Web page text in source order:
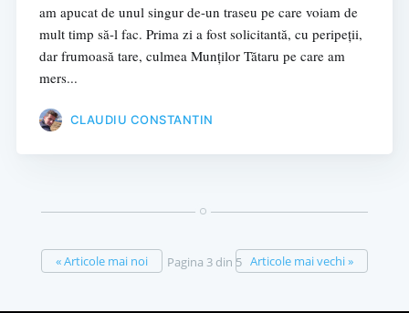
am apucat de unul singur de-un traseu pe care voiam de
mult timp să-l fac. Prima zi a fost solicitantă, cu peripeții,
dar frumoasă tare, culmea Munților Tătaru pe care am
mers...
CLAUDIU CONSTANTIN
« Articole mai noi Pagina 3 din 5 Articole mai vechi »